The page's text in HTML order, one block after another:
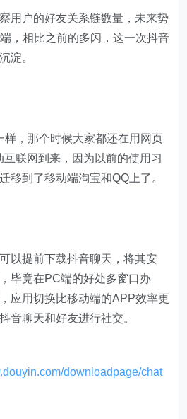
用户的好友关系链数量，未来势
，相比之前的多闪，这一次抖音
淀。
样，那个时候大家都还在用网页
联网到来，因为以前的使用习
移到了移动端淘宝和QQ上了。
以提前下载抖音聊天，将其安
毕竟在PC端的好处多窗口办
应用切换比移动端的APP效率更
音聊天和好友进行社交。
downloadpage/chat